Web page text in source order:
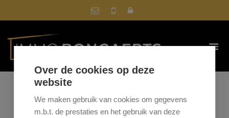
Over de cookies op deze
website
We maken gebruik van cookies om gegevens
m.b.t. de prestaties en het gebruik van deze